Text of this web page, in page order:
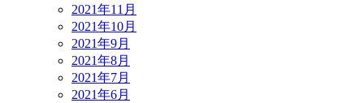
2021年11月
2021年10月
2021年9月
2021年8月
2021年7月
2021年6月